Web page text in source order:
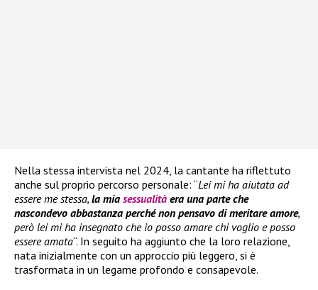
Nella stessa intervista nel 2024, la cantante ha riflettuto
anche sul proprio percorso personale: “Lei mi ha aiutata ad
essere me stessa, la mia sessualità era una parte che
nascondevo abbastanza perché non pensavo di meritare amore,
però lei mi ha insegnato che io posso amare chi voglio e posso
essere amata“. In seguito ha aggiunto che la loro relazione,
nata inizialmente con un approccio più leggero, si è
trasformata in un legame profondo e consapevole.